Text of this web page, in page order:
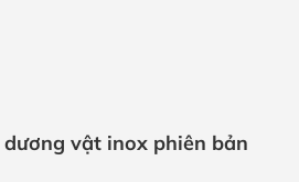
vật inox phiên bản